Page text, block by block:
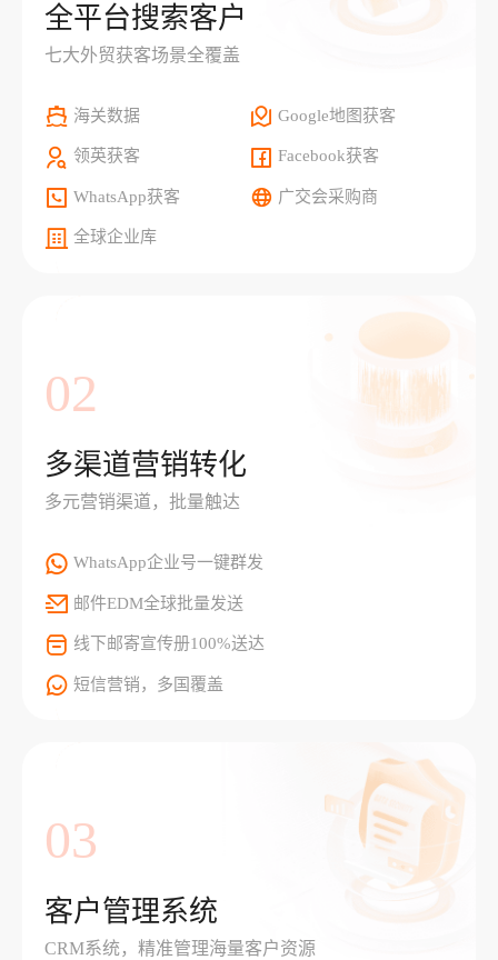
全平台搜索客户
七大外贸获客场景全覆盖
海关数据 Google地图获客
领英获客 Facebook获客
WhatsApp获客 广交会采购商
全球企业库
02
多渠道营销转化
多元营销渠道，批量触达
WhatsApp企业号一键群发
邮件EDM全球批量发送
线下邮寄宣传册100%送达
短信营销，多国覆盖
03
客户管理系统
CRM系统，精准管理海量客户资源